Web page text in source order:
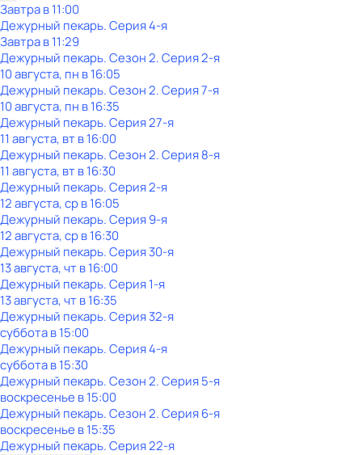
Завтра в 11:00
Дежурный пекарь. Серия 4-я
Завтра в 11:29
Дежурный пекарь. Сезон 2. Серия 2-я
10 августа, пн в 16:05
Дежурный пекарь. Сезон 2. Серия 7-я
10 августа, пн в 16:35
Дежурный пекарь. Серия 27-я
11 августа, вт в 16:00
Дежурный пекарь. Сезон 2. Серия 8-я
11 августа, вт в 16:30
Дежурный пекарь. Серия 2-я
12 августа, ср в 16:05
Дежурный пекарь. Серия 9-я
12 августа, ср в 16:30
Дежурный пекарь. Серия 30-я
13 августа, чт в 16:00
Дежурный пекарь. Серия 1-я
13 августа, чт в 16:35
Дежурный пекарь. Серия 32-я
субботав15:00
Дежурный пекарь. Серия 4-я
субботав15:30
Дежурный пекарь. Сезон 2. Серия 5-я
воскресенье в15:00
Дежурный пекарь. Сезон 2. Серия 6-я
воскресенье в15:35
Дежурный пекарь. Серия 22-я